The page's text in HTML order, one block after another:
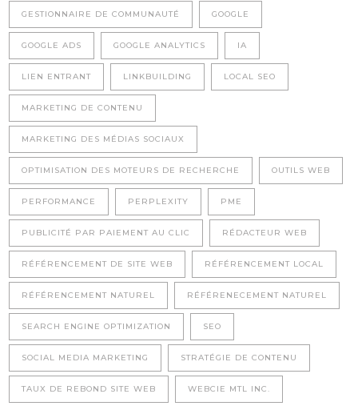
GESTIONNAIRE DE COMMUNAUTÉ GOOGLE
GOOGLE ADS GOOGLE ANALYTICS IA
LIEN ENTRANT LINKBUILDING LOCAL SEO
MARKETING DE CONTENU
MARKETING DES MÉDIAS SOCIAUX
OPTIMISATION DES MOTEURS DE RECHERCHE OUTILS WEB
PERFORMANCE PERPLEXITY PME
PUBLICITÉ PAR PAIEMENT AU CLIC RÉDACTEUR WEB
RÉFÉRENCEMENT DE SITE WEB RÉFÉRENCEMENT LOCAL
RÉFÉRENCEMENT NATUREL RÉFÉRENECEMENT NATUREL
SEARCH ENGINE OPTIMIZATION SEO
SOCIAL MEDIA MARKETING STRATÉGIE DE CONTENU
TAUX DE REBOND SITE WEB WEBCIE MTL INC.